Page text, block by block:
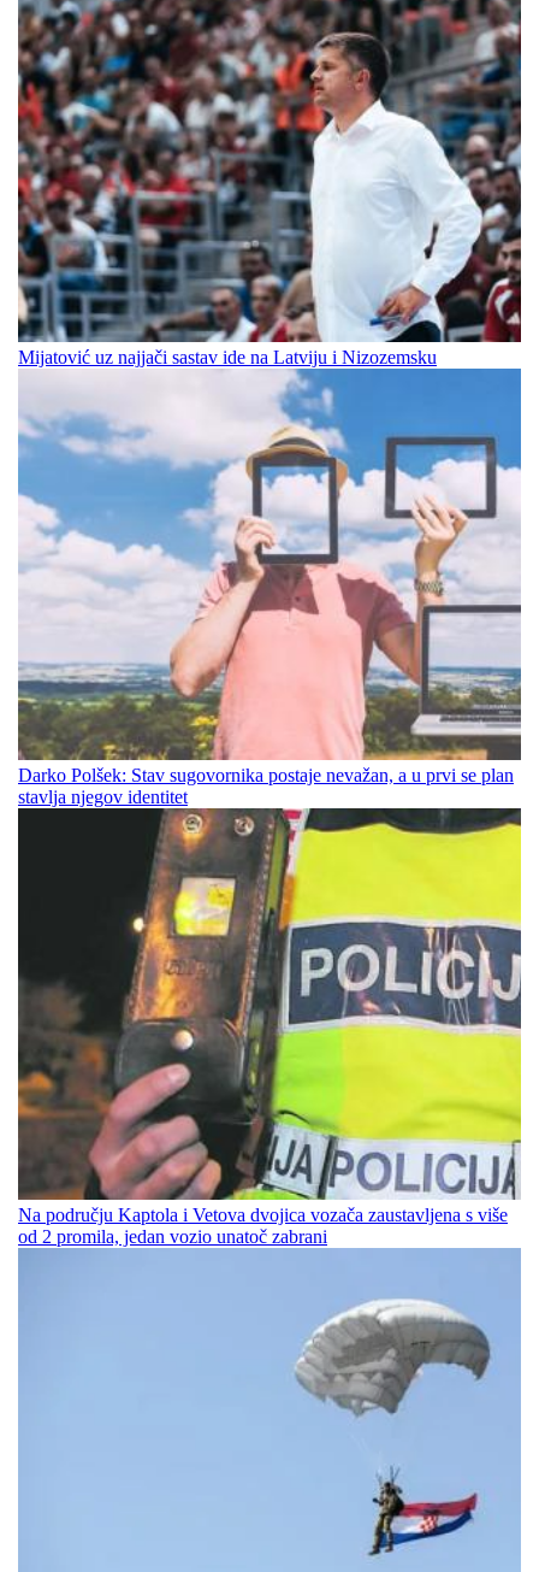
Mijatović uz najjači sastav ide na Latviju i Nizozemsku
Darko Polšek: Stav sugovornika postaje nevažan, a u prvi se plan
stavlja njegov identitet
Na području Kaptola i Vetova dvojica vozača zaustavljena s više
od 2 promila, jedan vozio unatoč zabrani